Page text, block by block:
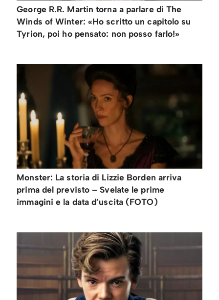
George R.R. Martin torna a parlare di The
Winds of Winter: «Ho scritto un capitolo su
Tyrion, poi ho pensato: non posso farlo!»
Monster: La storia di Lizzie Borden arriva
prima del previsto – Svelate le prime
immagini e la data d’uscita (FOTO)